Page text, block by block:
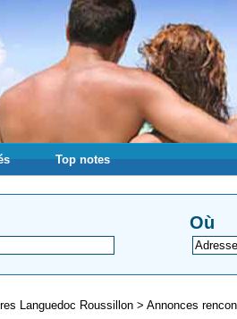
Top notes
Où
Languedoc Roussillon > Annonces